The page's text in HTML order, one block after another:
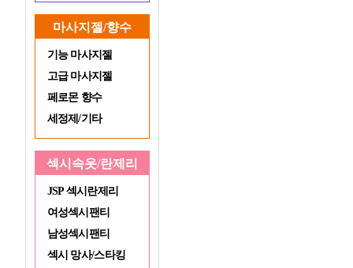
마사지젤/향수
기능 마사지젤
고급 마사지젤
페로몬 향수
세정제/기타
섹시속옷/란제리
JSP 섹시란제리
여성섹시팬티
남성섹시팬티
섹시 망사/스타킹